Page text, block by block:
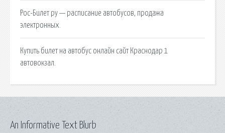
Рос-Билет ру — расписание автобусов, продажа
электронных.
Купить билет на автобус онлайн сайт Краснодар 1
автовокзал.
An Informative Text Blurb